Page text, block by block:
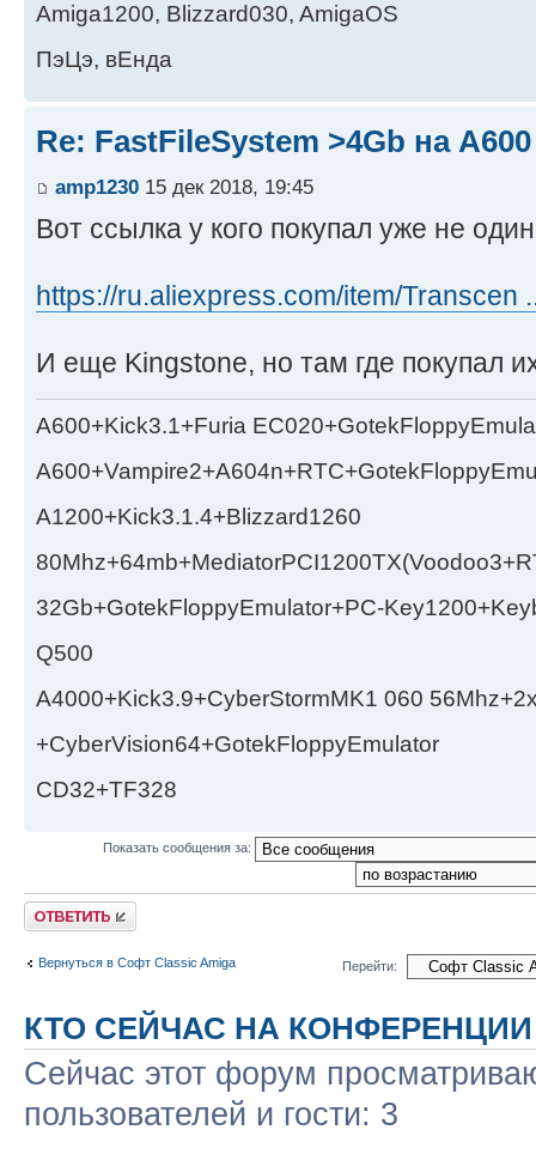
Amiga1200, Blizzard030, AmigaOS
ПэЦэ, вЕнда
Re: FastFileSystem >4Gb на А600
amp1230 15 дек 2018, 19:45
Вот ссылка у кого покупал уже не
https://ru.aliexpress.com/item/Transcen
И еще Kingstone, но там где покупал
A600+Kick3.1+Furia
A1200+Kick3.1.4+Blizzard1260
32Gb+GotekFloppyEmulator+PC-
Q500
A4000+Kick3.9+CyberStormMK1 060
+CyberVision64+GotekFloppyEmulator
CD32+TF328
Показать сообщения за:
Ответить
Вернуться в Софт Classic Amiga Перейти:
КТО СЕЙЧАС НА КОНФЕРЕНЦИИ
Сейчас этот форум
пользователей и гости: 3